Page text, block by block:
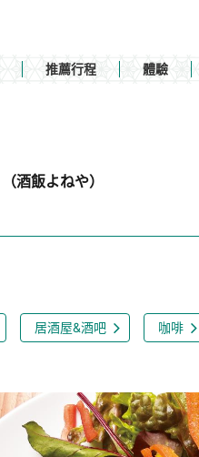
推薦行程 體驗
（酒飯よねや）
居酒屋&酒吧 咖啡